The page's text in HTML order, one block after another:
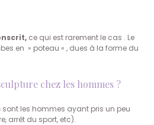
ce qui est rarement le cas . Le
en » poteau « , dues à la forme du
chez les hommes ?
sont les hommes ayant pris un peu
arrêt du sport, etc).